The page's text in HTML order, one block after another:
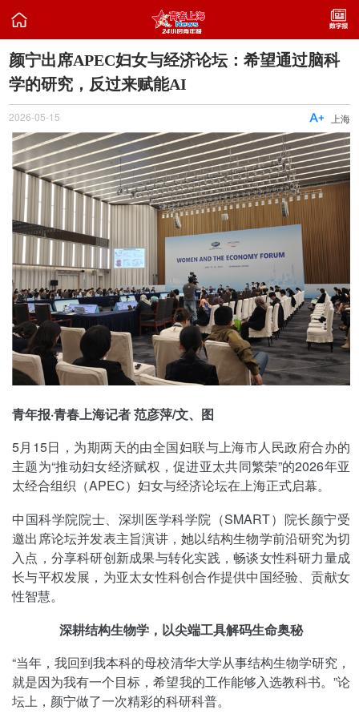

颜宁出席APEC妇女与经济论坛：希望通过脑科
学的研究，反过来赋能AI
2026-05-15 上海

青年报·青春上海记者 范彦萍/文、图
5月15日，为期两天的由全国妇联与上海市人民政府合办的
主题为“推动妇女经济赋权，促进亚太共同繁荣”的2026年亚
太经合组织（APEC）妇女与经济论坛在上海正式启幕。
中国科学院院士、深圳医学科学院（SMART）院长颜宁受
邀出席论坛并发表主旨演讲，她以结构生物学前沿研究为切
入点，分享科研创新成果与转化实践，畅谈女性科研力量成
长与平权发展，为亚太女性科创合作提供中国经验、贡献女
性智慧。
深耕结构生物学，以尖端工具解码生命奥秘
“当年，我回到我本科的母校清华大学从事结构生物学研究，
就是因为我有一个目标，希望我的工作能够入选教科书。”论
坛上，颜宁做了一次精彩的科研科普。